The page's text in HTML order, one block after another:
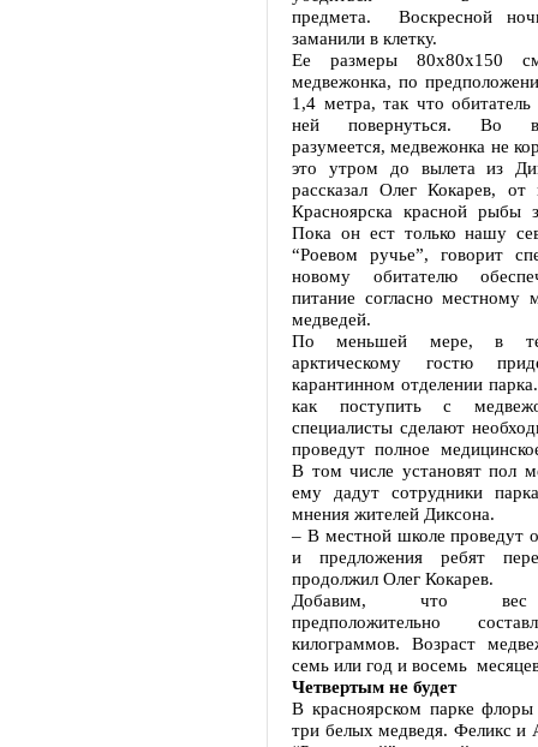
предмета. Воскресной
заманили в клетку.
Ее размеры 80х80х150
медвежонка, по
1,4 метра, так что
ней повернуться. Во
разумеется, медвежонка не
это утром до вылета из
рассказал Олег Кокарев, от
Красноярска красной рыбы
Пока он ест только нашу
“Роевом ручье”, говорит
новому обитателю
питание согласно местному
медведей.
По меньшей мере, в
арктическому гостю
карантинном отделении
как поступить с
специалисты сделают
проведут полное
В том числе установят пол
ему дадут сотрудники
мнения жителей Диксона.
– В местной школе проведут
и предложения ребят
продолжил Олег Кокарев.
Добавим, что вес
предположительно
килограммов. Возраст
семь или год и восемь
Четвертым не будет
В красноярском парке
три белых медведя. Феликс и